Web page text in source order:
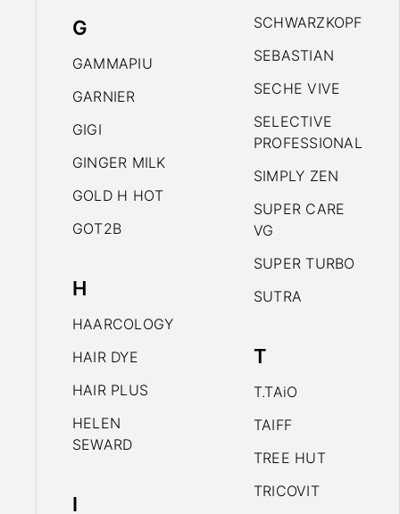
G
GAMMAPIU
GARNIER
GIGI
GINGER MILK
GOLD H HOT
GOT2B
H
HAARCOLOGY
HAIR DYE
HAIR PLUS
HELEN
SEWARD
I
SCHWARZKOPF
SEBASTIAN
SECHE VIVE
SELECTIVE
PROFESSIONAL
SIMPLY ZEN
SUPER CARE
VG
SUPER TURBO
SUTRA
T
T.TAiO
TAIFF
TREE HUT
TRICOVIT